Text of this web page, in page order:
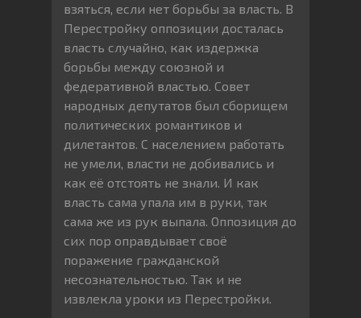
взяться, если нет борьбы за власть. В
Перестройку оппозиции досталась
власть случайно, как издержка
борьбы между союзной и
федеративной властью. Совет
народных депутатов был сборищем
политических романтиков и
дилетантов. С населением работать
не умели, власти не добивались и
как её отстоять не знали. И как
власть сама упала им в руки, так
сама же из рук выпала. Оппозиция до
сих пор оправдывает своё
поражение гражданской
несознательностью. Так и не
извлекла уроки из Перестройки.